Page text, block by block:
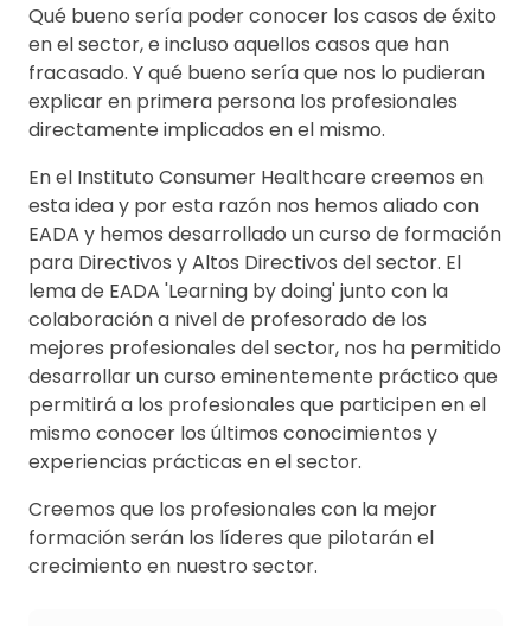
Qué bueno sería poder conocer los casos de éxito
en el sector, e incluso aquellos casos que han
fracasado. Y qué bueno sería que nos lo pudieran
explicar en primera persona los profesionales
directamente implicados en el mismo.
En el Instituto Consumer Healthcare creemos en
esta idea y por esta razón nos hemos aliado con
EADA y hemos desarrollado un curso de formación
para Directivos y Altos Directivos del sector. El
lema de EADA 'Learning by doing' junto con la
colaboración a nivel de profesorado de los
mejores profesionales del sector, nos ha permitido
desarrollar un curso eminentemente práctico que
permitirá a los profesionales que participen en el
mismo conocer los últimos conocimientos y
experiencias prácticas en el sector.
Creemos que los profesionales con la mejor
formación serán los líderes que pilotarán el
crecimiento en nuestro sector.